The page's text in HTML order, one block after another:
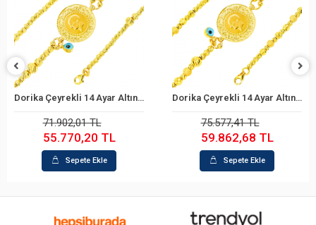
Sepete Ekle
Dorika Çeyrekli 14 Ayar Altın Bileklik
71.902,01 TL
55.770,20 TL
Sepete Ekle
Sepete Ekle
Dorika Çeyrekli 14 Ayar Altın Bileklik
75.577,41 TL
59.862,68 TL
Sepete Ekle